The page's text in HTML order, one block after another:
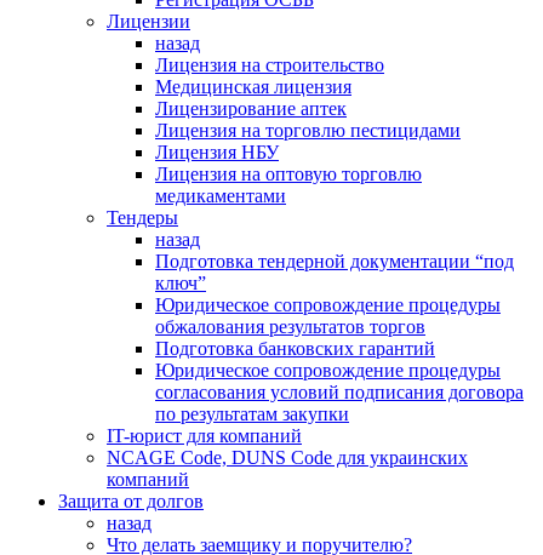
Лицензии
назад
Лицензия на строительство
Медицинская лицензия
Лицензирование аптек
Лицензия на торговлю пестицидами
Лицензия НБУ
Лицензия на оптовую торговлю
медикаментами
Тендеры
назад
Подготовка тендерной документации “под
ключ”
Юридическое сопровождение процедуры
обжалования результатов торгов
Подготовка банковских гарантий
Юридическое сопровождение процедуры
согласования условий подписания договора
по результатам закупки
IT-юрист для компаний
NCAGE Code, DUNS Code для украинских
компаний
Защита от долгов
назад
Что делать заемщику и поручителю?